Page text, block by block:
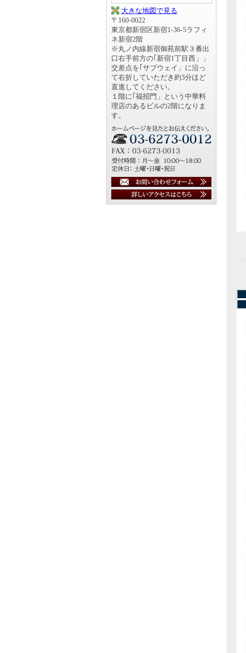
大きな地図で見る
〒160-0022
東京都新宿区新宿1-36-5ラフィ
ネ新宿2階
※丸ノ内線新宿御苑前駅３番出
口右手前方の｢新宿1丁目西」」
交差点を｢サブウェイ」に沿っ
て右折していただき約3分ほど
直進してください。
１階に｢福招門」という中華料
理店のあるビルの2階になりま
す。